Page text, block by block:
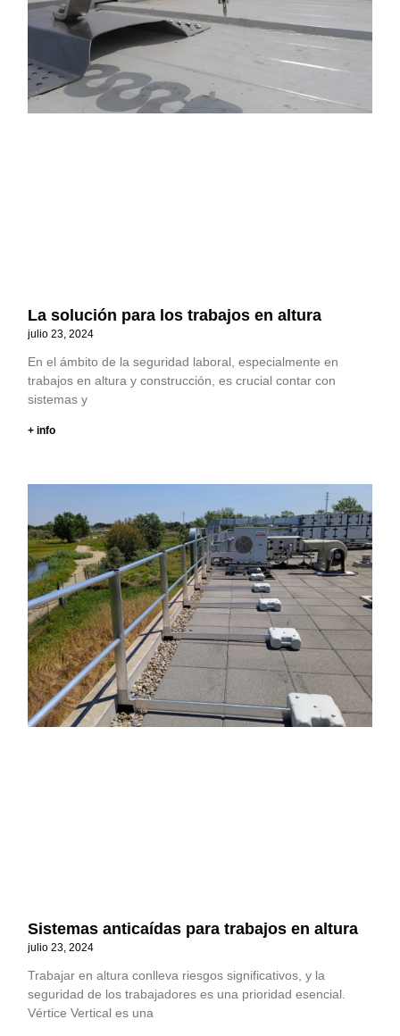
La solución para los trabajos en altura
julio 23, 2024
En el ámbito de la seguridad laboral, especialmente en
trabajos en altura y construcción, es crucial contar con
sistemas y
+ info
Sistemas anticaídas para trabajos en altura
julio 23, 2024
Trabajar en altura conlleva riesgos significativos, y la
seguridad de los trabajadores es una prioridad esencial.
Vértice Vertical es una